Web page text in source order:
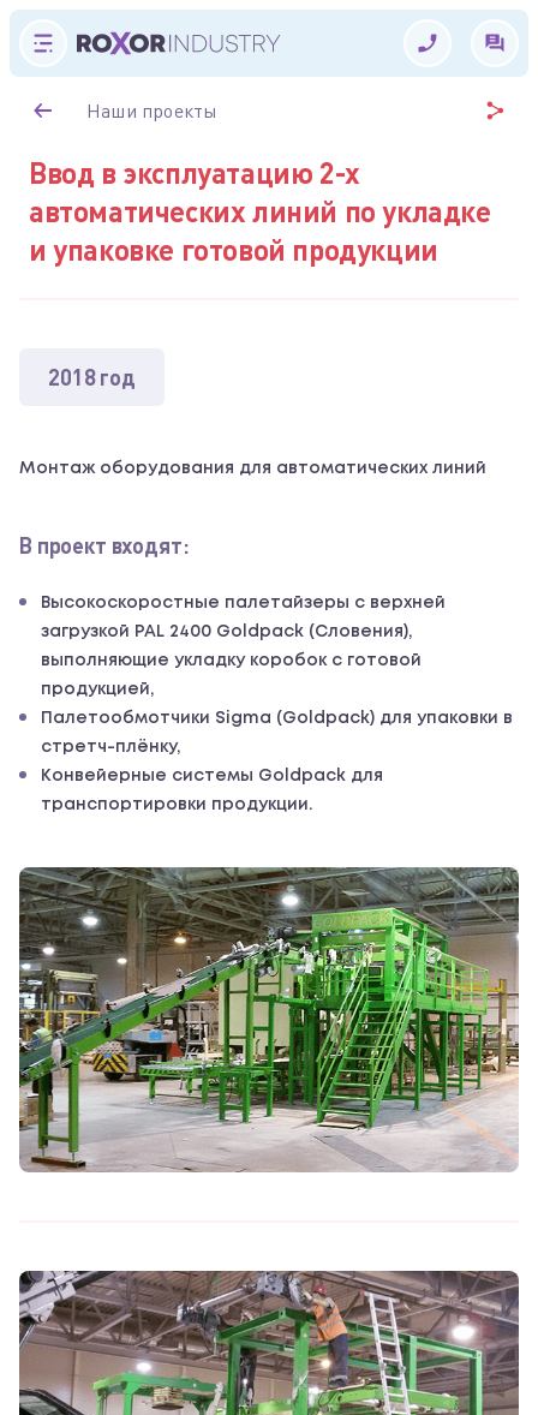
Наши проекты
Ввод в эксплуатацию 2-х
автоматических линий по укладке
и упаковке готовой продукции
2018 год
Монтаж оборудования для автоматических линий
В проект входят:
Высокоскоростные палетайзеры с верхней
загрузкой PAL 2400 Goldpack (Словения),
выполняющие укладку коробок с готовой
продукцией,
Палетообмотчики Sigma (Goldpack) для упаковки в
стретч-плёнку,
Конвейерные системы Goldpack для
транспортировки продукции.